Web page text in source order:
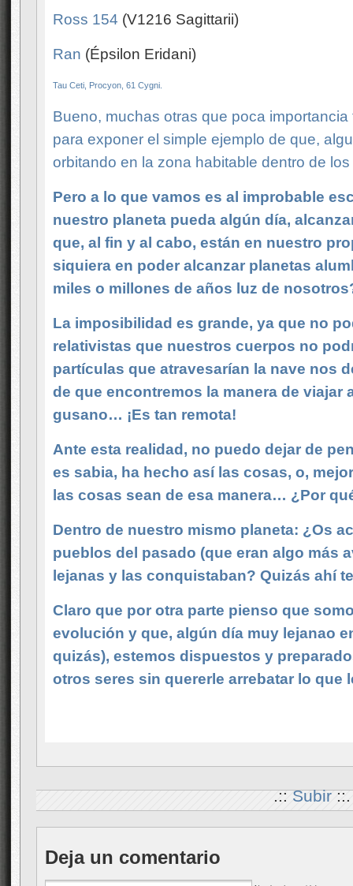
Ross 154 (V1216 Sagittarii)
Ran (Épsilon Eridani)
Tau Ceti, Procyon 61 Cygni
Bueno, muchas otras que poca
para exponer el simple ejemplo de que,
orbitando en la zona habitable dentro de
Pero a lo que vamos es al improbable
nuestro planeta pueda algún día,
que, al fin y al cabo, están en nuestro
siquiera en poder alcanzar planetas
miles o millones de años luz de
La imposibilidad es grande, ya que no
relativistas que nuestros cuerpos no
partículas que atravesarían la nave nos
de que encontremos la manera de viajar
gusano… ¡Es tan remota!
Ante esta realidad, no puedo dejar de
es sabia, ha hecho así las cosas, o,
las cosas sean de esa manera… ¿Por
Dentro de nuestro mismo planeta: ¿Os
pueblos del pasado (que eran algo más
lejanas y las conquistaban? Quizás ahí
Claro que por otra parte pienso que
evolución y que, algún día muy lejanao
quizás), estemos dispuestos y
otros seres sin quererle arrebatar lo que
.::Subir::.
Deja un comentario